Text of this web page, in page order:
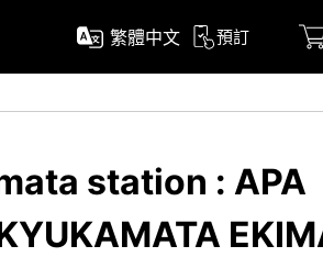
繁體中文 預訂
station : APA